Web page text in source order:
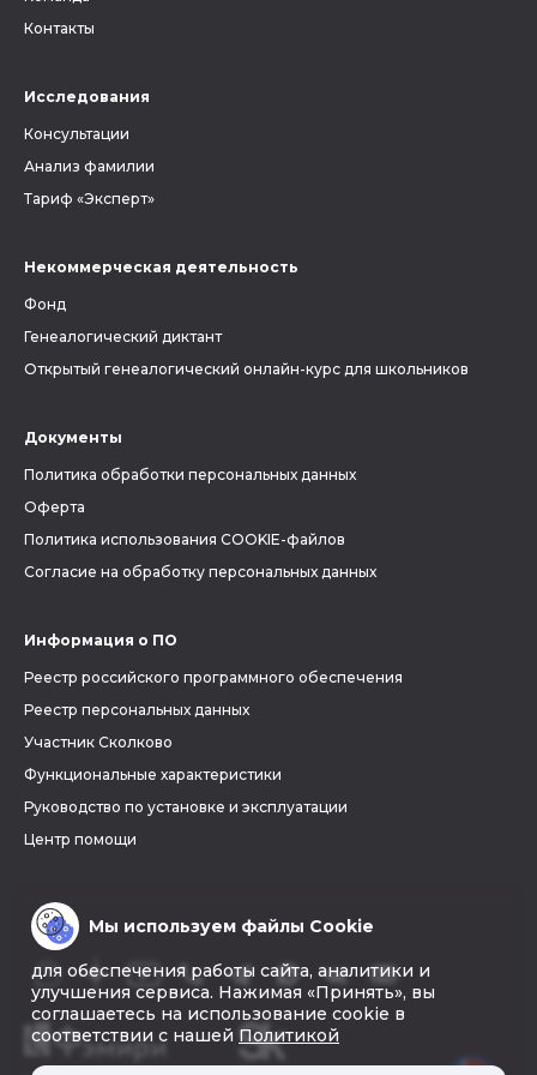
Контакты
Исследования
Консультации
Анализ фамилии
Тариф «Эксперт»
Некоммерческая деятельность
Фонд
Генеалогический диктант
Открытый генеалогический онлайн-курс для школьников
Документы
Политика обработки персональных данных
Оферта
Политика использования COOKIE-файлов
Согласие на обработку персональных данных
Информация о ПО
Реестр российского программного обеспечения
Реестр персональных данных
Участник Сколково
Функциональные характеристики
Руководство по установке и эксплуатации
Центр помощи
Мы используем файлы Cookie
для обеспечения работы сайта, аналитики и
улучшения сервиса. Нажимая «Принять», вы
соглашаетесь на использование cookie в
соответствии с нашей Политикой